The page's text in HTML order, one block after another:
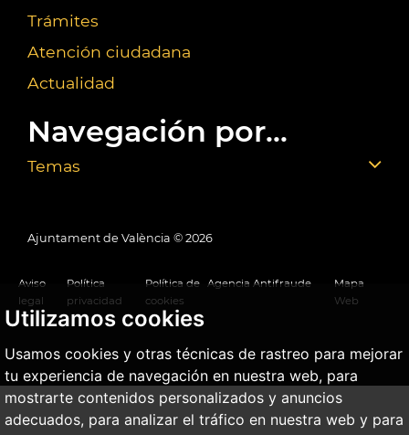
Utilizamos cookies
Usamos cookies y otras técnicas de rastreo para mejorar
tu experiencia de navegación en nuestra web, para
mostrarte contenidos personalizados y anuncios
adecuados, para analizar el tráfico en nuestra web y para
Trámites
Atención ciudadana
Actualidad
Navegación por...
Temas
Ajuntament de València © 2026
Aviso
legal
Política
privacidad
Política de
cookies
Agencia Antifraude
Mapa
Web